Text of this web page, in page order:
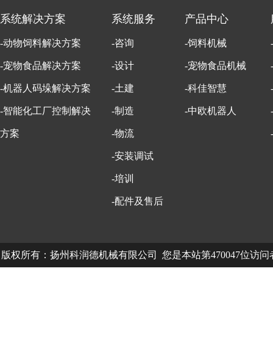
系统解决方案
-动物饲料解决方案
-宠物食品解决方案
-机器人码垛解决方案
-智能化工厂控制解决
方案
系统服务
-咨询
-设计
-土建
-制造
-物流
-安装调试
-培训
-配件及售后
产品中心
-饲料机械
-宠物食品机械
-科佳智慧
-中欧机器人
版权所有：扬州科润德机械有限公司 您是本站第470047位访